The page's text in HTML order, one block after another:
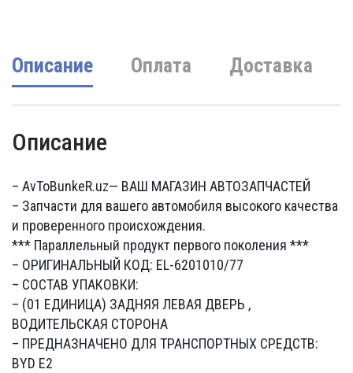
Описание Оплата Доставка
Описание
– AvToBunkeR.uz— ВАШ МАГАЗИН АВТОЗАПЧАСТЕЙ
– Запчасти для вашего автомобиля высокого качества
и проверенного происхождения.
*** Параллельный продукт первого поколения ***
– ОРИГИНАЛЬНЫЙ КОД: EL-6201010/77
– СОСТАВ УПАКОВКИ:
– (01 ЕДИНИЦА) ЗАДНЯЯ ЛЕВАЯ ДВЕРЬ ,
ВОДИТЕЛЬСКАЯ СТОРОНА
– ПРЕДНАЗНАЧЕНО ДЛЯ ТРАНСПОРТНЫХ СРЕДСТВ:
BYD E2